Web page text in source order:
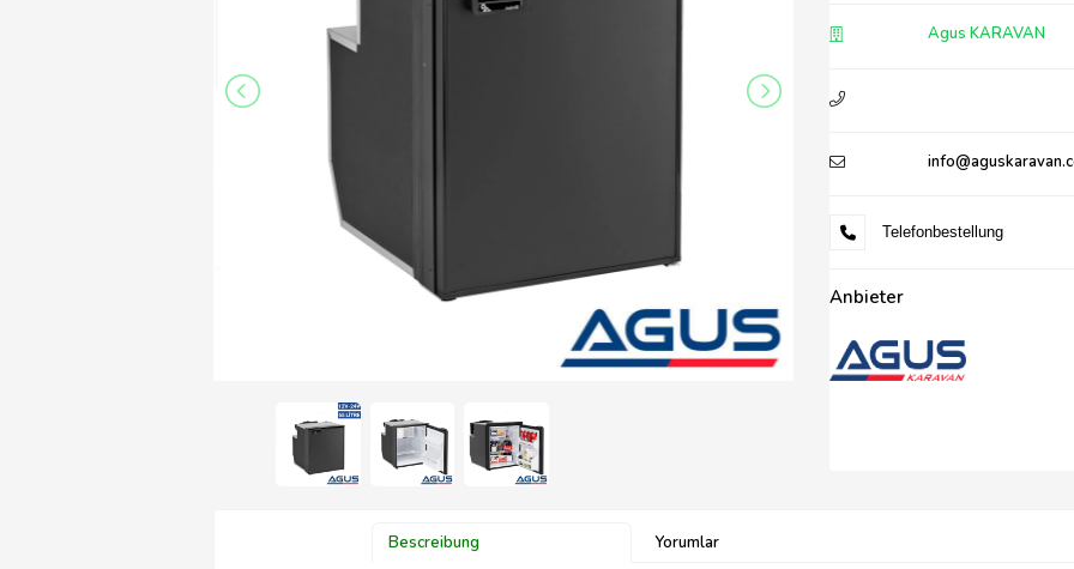
Agus KARAVAN
Telefonbestellung
Anbieter
Bescreibung Yorumlar